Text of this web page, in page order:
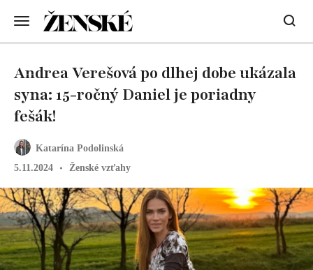
Katarína Podolinská
5.11.2024
Ženské vzťahy
Andrea Verešová po dlhej dobe ukázala
syna: 15-ročný Daniel je poriadny
fešák!